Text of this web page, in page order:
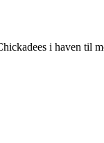
i haven til